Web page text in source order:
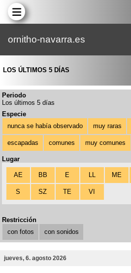
ornitho-navarra.es
LOS ÚLTIMOS 5 DÍAS
Periodo
Los últimos 5 días
Especie
nunca se había observado
muy raras
escapadas comunes muy comunes
Lugar
AE BB E ME
S SZ TE VI
Restricción
con fotos
con sonidos
jueves, 6. agosto 2026